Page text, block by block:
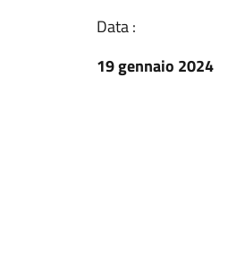
Data :
19 gennaio 2024